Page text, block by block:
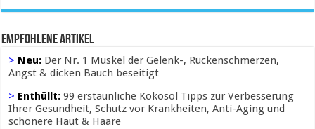
Empfohlene Artikel
> Neu: Der Nr. 1 Muskel der Gelenk-, Rückenschmerzen,
Angst & dicken Bauch beseitigt
> Enthüllt:99 erstaunliche Kokosöl Tipps zur Verbesserung
Ihrer Gesundheit, Schutz vor Krankheiten, Anti-Aging und
schönere Haut & Haare